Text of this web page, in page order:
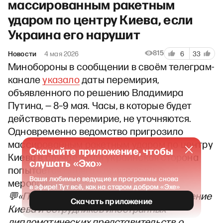
массированным ракетным
ударом по центру Киева, если
Украина его нарушит
Новости 4 мая 2026 815 6 33
Минобороны в сообщении в своём телеграм-
каналеуказалодаты перемирия,
объявленного по решению Владимира
Путина, — 8–9 мая. Часы, в которые будет
действовать перемирие, не уточняются.
Одновременно ведомство пригрозило
массированным ракетным ударом по центру
Киева в случае, если украинская сторона
попытается сорвать праздничные
мероприятия в РФ.
💬«Предупреждаем гражданское население
Киева и сотрудников иностранных
Скачайте приложение, чтобы
слушать «Эхо»
Ваши любимые ведущие и программы снова
в эфире! Тут всё, как на старом добром «Эхе»
Скачать приложение